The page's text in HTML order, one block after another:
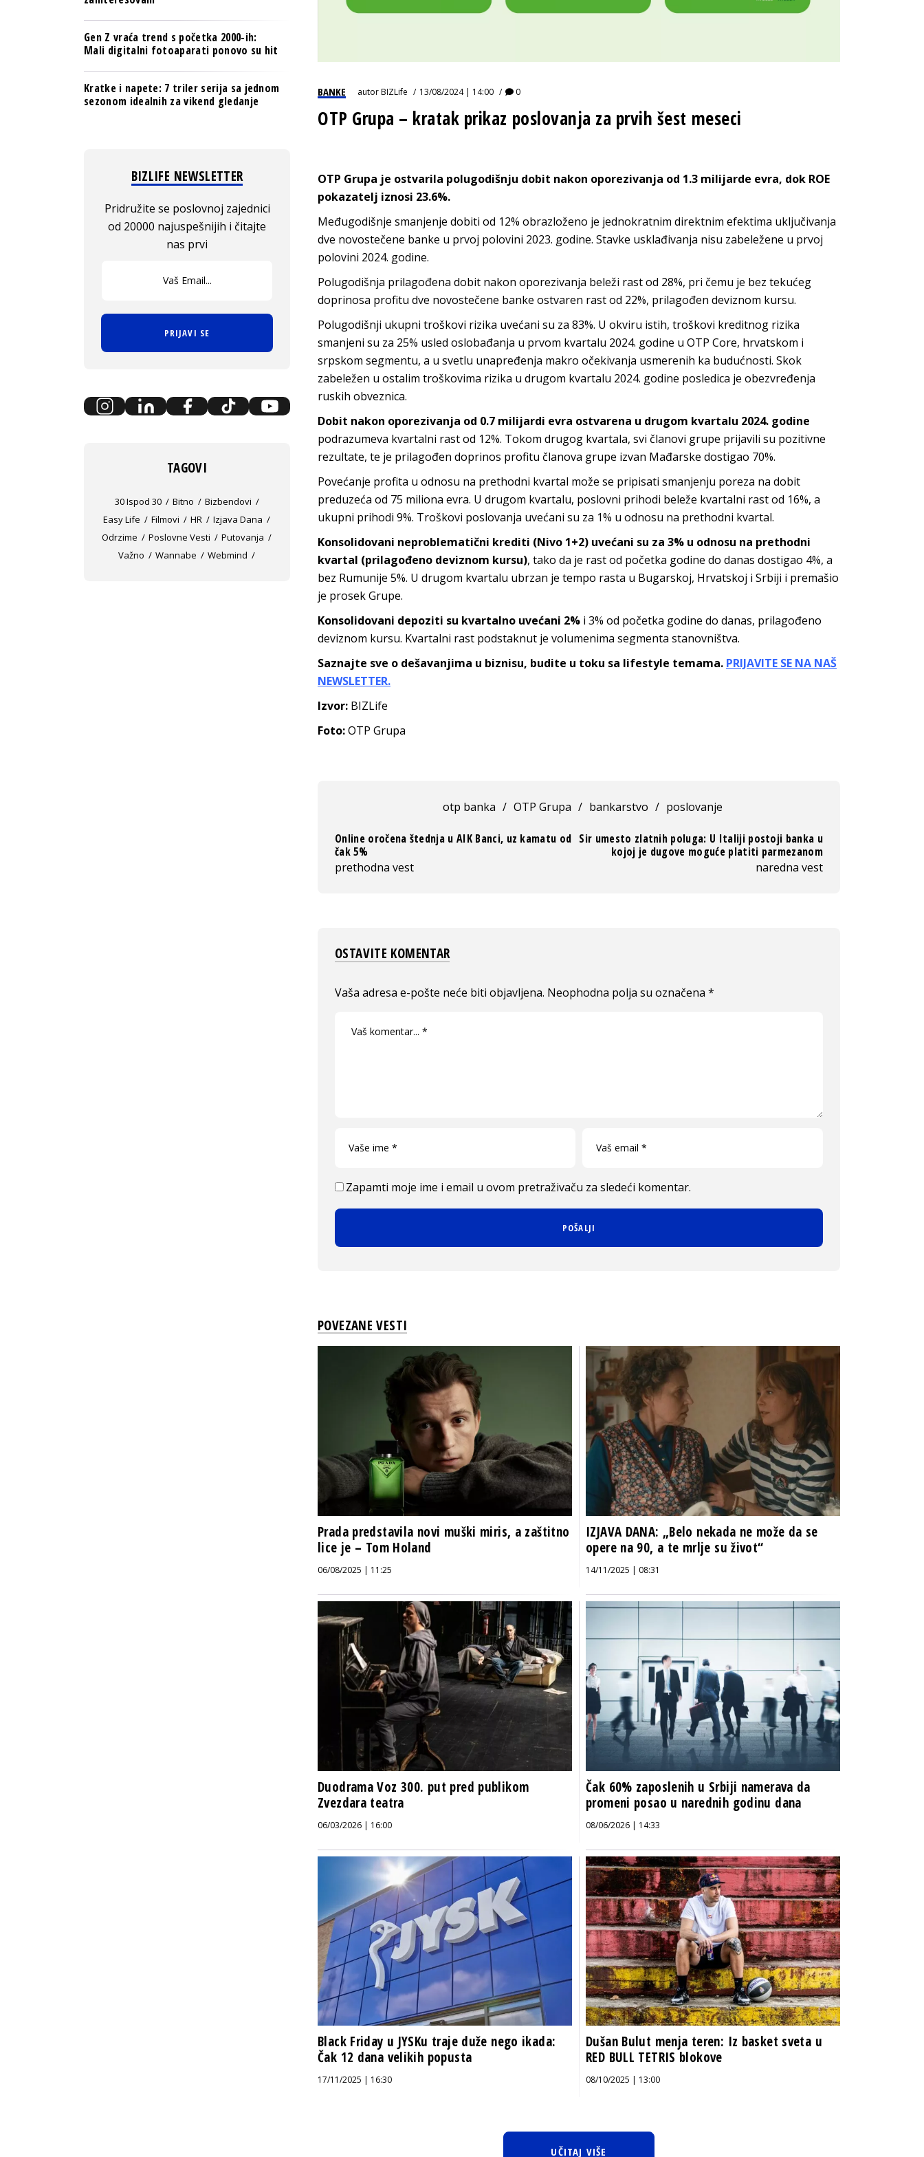
BANKE autorBIZLife 13/08/2024 | 14:00 0
OTP Grupa – kratak prikaz poslovanja za prvih šest meseci
OTP Grupa je ostvarila polugodišnju dobit nakon oporezivanja od 1.3 milijarde evra, dok ROE
pokazatelj iznosi 23.6%.
Međugodišnje smanjenje dobiti od 12% obrazloženo je jednokratnim direktnim efektima uključivanja
dve novostečene banke u prvoj polovini 2023. godine. Stavke usklađivanja nisu zabeležene u prvoj
polovini 2024. godine.
Polugodišnja prilagođena dobit nakon oporezivanja beleži rast od 28%, pri čemu je bez tekućeg
doprinosa profitu dve novostečene banke ostvaren rast od 22%, prilagođen deviznom kursu.
Polugodišnji ukupni troškovi rizika uvećani su za 83%. U okviru istih, troškovi kreditnog rizika
smanjeni su za 25% usled oslobađanja u prvom kvartalu 2024. godine u OTP Core, hrvatskom i
srpskom segmentu, a u svetlu unapređenja makro očekivanja usmerenih ka budućnosti. Skok
zabeležen u ostalim troškovima rizika u drugom kvartalu 2024. godine posledica je obezvređenja
ruskih obveznica.
Dobit nakon oporezivanja od 0.7 milijardi evra ostvarena u drugom kvartalu 2024. godine
podrazumeva kvartalni rast od 12%. Tokom drugog kvartala, svi članovi grupe prijavili su pozitivne
rezultate, te je prilagođen doprinos profitu članova grupe izvan Mađarske dostigao 70%.
Povećanje profita u odnosu na prethodni kvartal može se pripisati smanjenju poreza na dobit
preduzeća od 75 miliona evra. U drugom kvartalu, poslovni prihodi beleže kvartalni rast od 16%, a
ukupni prihodi 9%. Troškovi poslovanja uvećani su za 1% u odnosu na prethodni kvartal.
Konsolidovani neproblematični krediti (Nivo 1+2) uvećani su za 3% u odnosu na prethodni
kvartal (prilagođeno deviznom kursu), tako da je rast od početka godine do danas dostigao 4%, a
bez Rumunije 5%. U drugom kvartalu ubrzan je tempo rasta u Bugarskoj, Hrvatskoj i Srbiji i premašio
je prosek Grupe.
Konsolidovani depoziti su kvartalno uvećani 2% i 3% od početka godine do danas, prilagođeno
deviznom kursu. Kvartalni rast podstaknut je volumenima segmenta stanovništva.
Saznajte sve o dešavanjima u biznisu, budite u toku sa lifestyle temama. PRIJAVITE SE NA NAŠ
NEWSLETTER.
Izvor: BIZLife
Foto:OTP Grupa
otp banka / OTP Grupa / bankarstvo / poslovanje
Online oročena štednja u AIK Banci, uz kamatu od
čak 5%
prethodna vest
Sir umesto zlatnih poluga: U Italiji postoji banka u
kojoj je dugove moguće platiti parmezanom
naredna vest
OSTAVITE KOMENTAR
Vaša adresa e-pošte neće biti objavljena. Neophodna polja su označena *
Zapamti moje ime i email u ovom pretraživaču za sledeći komentar.
POVEZANE VESTI
Prada predstavila novi muški miris, a zaštitno
lice je – Tom Holand
06/08/2025 | 11:25
IZJAVA DANA: „Belo nekada ne može da se
opere na 90, a te mrlje su život“
14/11/2025 | 08:31
Duodrama Voz 300. put pred publikom
Zvezdara teatra
06/03/2026 | 16:00
Čak 60% zaposlenih u Srbiji namerava da
promeni posao u narednih godinu dana
08/06/2026 | 14:33
Black Friday u JYSKu traje duže nego ikada:
Čak 12 dana velikih popusta
17/11/2025 | 16:30
Dušan Bulut menja teren: Iz basket sveta u
RED BULL TETRIS blokove
08/10/2025 | 13:00
UČITAJ VIŠE
Gen Z vraća trend s početka 2000-ih:
Mali digitalni fotoaparati ponovo su hit
Kratke i napete: 7 triler serija sa jednom
sezonom idealnih za vikend gledanje
BIZLIFE NEWSLETTER
Pridružite se poslovnoj zajednici
od 20000 najuspešnijih i čitajte
nas prvi
PRIJAVI SE
TAGOVI
30 Ispod 30 Bitno
Bizbendovi
Easy Life
Filmovi HR
Izjava Dana
Odrzime
Poslovne Vesti
Putovanja
Važno
Wannabe Webmind